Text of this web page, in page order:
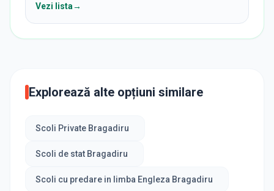
Vezi lista→
Explorează alte opțiuni similare
Scoli Private Bragadiru
Scoli de stat Bragadiru
Scoli cu predare in limba Engleza Bragadiru